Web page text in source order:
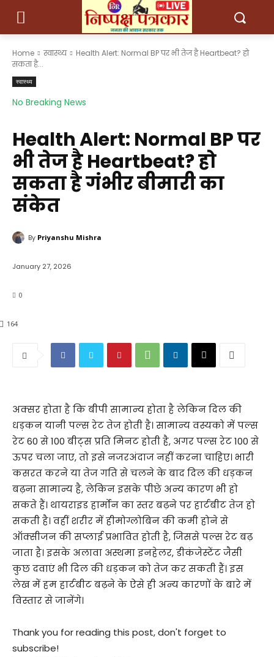
Home स्वास्थ्य
Health Alert: Normal BP पर भी तेज है Heartbeat? हो
सकता है...
स्वास्थ्य
No Breaking News
Health Alert: Normal BP पर
भी तेज है Heartbeat? हो
सकता है गंभीर बीमारी का
संकेत
By Priyanshu Mishra
January 27, 2026
0
164
अक्सर होता है कि बीपी सामान्य होता है लेकिन दिल की
धड़कन यानी पल्स रेट तेज होती है। सामान्य वस्यको में पल्स
रेट 60 से 100 बीट्स प्रति मिनट होती है, अगर पल्स रेट 100 से
ऊपर चला जाए, तो इसे नजरअंदाज नहीं करना चाहिए। भारी
कसरत करने या तेज गति से चलने के बाद दिल की धड़कन
बढ़ना सामान्य है, लेकिन इसके पीछे अन्य कारण भी हो
सकते हैं। थायराइड हार्मोन का स्तर बढ़ने पर हार्टबीट तेज हो
सकती है। वहीं शरीर में हीमोग्लोबिन की कमी होने से
ऑक्सीजन की सप्लाई प्रभावित होती है, जिससे पल्स रेट बढ़
जाता है। इसके अलावा अस्थमा इनहेलर, डीकंजेस्टेंट जैसी
कुछ दवाएं भी दिल की धड़कन को तेज कर सकती हैं। इस
लेख में हम हार्टबीट बढ़ने के ऐसे ही अन्य कारणों के बारे में
विस्तार से जानेंगे।
Thank you for reading this post, don't forget to
subscribe!